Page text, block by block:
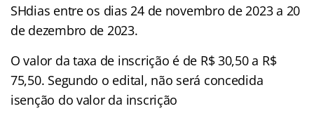
SHdias entre os dias 24 de novembro de 2023 a 20
de dezembro de 2023.
O valor da taxa de inscrição é de R$ 30,50 a R$
75,50. Segundo o edital, não será concedida
isenção do valor da inscrição